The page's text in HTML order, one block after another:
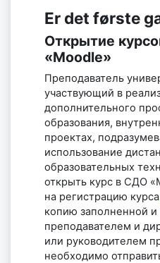
Er det første
Открытие
«Moodle»
Преподаватель
участвующий в
дополнительного
образования,
проектах,
использование
образовательных
открыть курс в СДО
на регистрацию курса
копию заполненной
преподавателем и
или руководителем
необходимо